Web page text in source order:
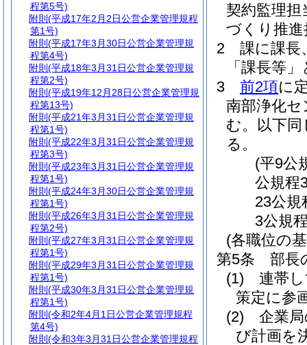
契約監理
づくり推
2
課に課長
「課長等
3
前2項に
南部浄化セ
む。以下同
る。
(平9公
公規程
23公規
3公規
(各職位の
第5条
部長
(1)
連帯
策定に参
(2)
企業
び計画を
程第5号)
附則 (平成17年2月2日公営企業管理規程
第1号)
附則 (平成17年3月30日公営企業管理規
程第4号)
附則 (平成18年3月31日公営企業管理規
程第2号)
附則 (平成19年12月28日公営企業管理規
程第13号)
附則 (平成21年3月31日公営企業管理規
程第1号)
附則 (平成22年3月31日公営企業管理規
程第3号)
附則 (平成23年3月31日公営企業管理規
程第1号)
附則 (平成24年3月30日公営企業管理規
程第1号)
附則 (平成26年3月31日公営企業管理規
程第2号)
附則 (平成27年3月31日公営企業管理規
程第1号)
附則 (平成29年3月31日公営企業管理規
程第1号)
附則 (平成30年3月31日公営企業管理規
程第1号)
附則 (令和2年4月1日公営企業管理規程
第4号)
附則 (令和3年3月31日公営企業管理規程